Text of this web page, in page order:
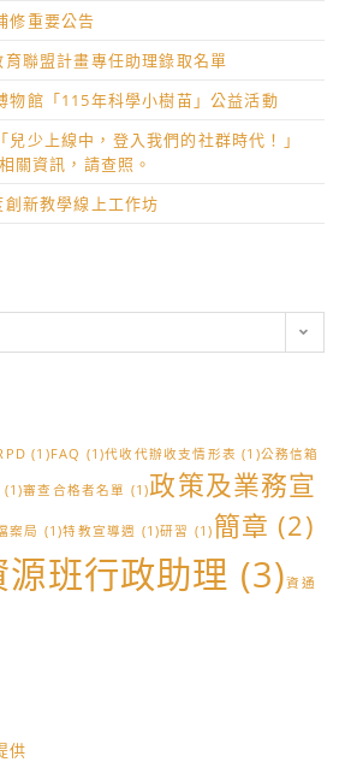
修重要公告
聯盟計畫專任助理錄取名單
物館「115年科學小樹苗」公益活動
少上線中，登入我們的社群時代！」
關資訊，請查照。
新教學線上工作坊
(1)FAQ (1)代收代辦收支情形表 (1)公務信箱
(1)審查合格者名單 (1)政策及業務宣
案局 (1)特教宣導週 (1)研習 (1) 簡章 (2)
源班行政助理 (3)資通
供